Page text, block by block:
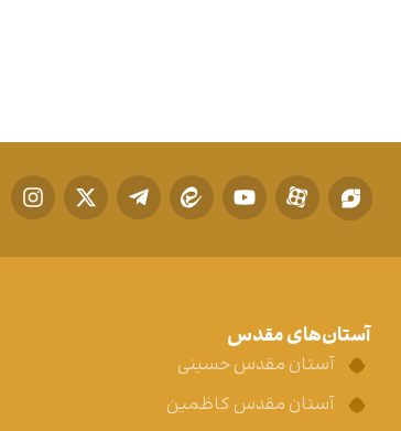
آستان‌های مقدس
آستان مقدس حسینی
آستان مقدس کاظمین